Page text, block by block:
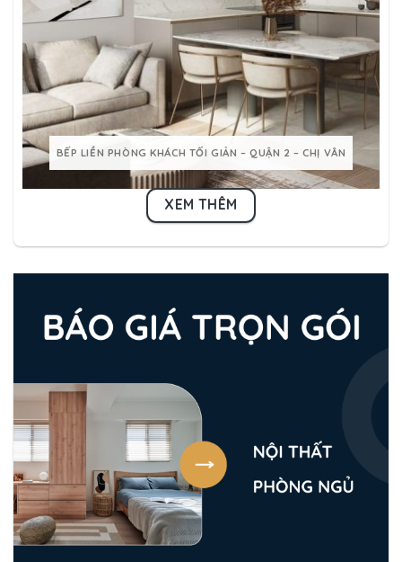
BẾP LIỀN PHÒNG KHÁCH TỐI GIẢN – QUẬN 2 – CHỊ VÂN
XEM THÊM